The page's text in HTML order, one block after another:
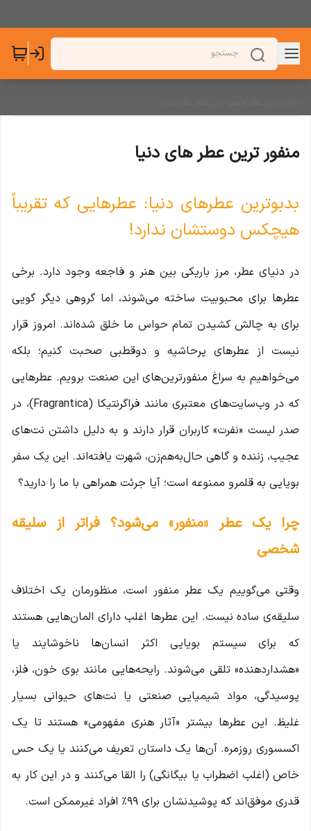
منفور ترین عطر های دنیا
بدبوترین عطرهای دنیا: عطرهایی که تقریباً
هیچکس دوستشان ندارد!
در دنیای عطر، مرز باریکی بین هنر و فاجعه وجود دارد. برخی
عطرها برای محبوبیت ساخته می‌شوند، اما گروهی دیگر گویی
برای به چالش کشیدن تمام حواس ما خلق شده‌اند. امروز قرار
نیست از عطرهای پرحاشیه و دوقطبی صحبت کنیم؛ بلکه
می‌خواهیم به سراغ منفورترین‌های این صنعت برویم. عطرهایی
که در وب‌سایت‌های معتبری مانند فراگرنتیکا (Fragrantica)، در
صدر لیست «نفرت» کاربران قرار دارند و به دلیل داشتن نت‌های
عجیب، زننده و گاهی حال‌به‌هم‌زن، شهرت یافته‌اند. این یک سفر
بویایی به قلمرو ممنوعه است؛ آیا جرئت همراهی با ما را دارید؟
چرا یک عطر «منفور» می‌شود؟ فراتر از سلیقه
شخصی
وقتی می‌گوییم یک عطر منفور است، منظورمان یک اختلاف
سلیقه‌ی ساده نیست. این عطرها اغلب دارای المان‌هایی هستند
که برای سیستم بویایی اکثر انسان‌ها ناخوشایند یا
«هشداردهنده» تلقی می‌شوند. رایحه‌هایی مانند بوی خون، فلز،
پوسیدگی، مواد شیمیایی صنعتی یا نت‌های حیوانی بسیار
غلیظ. این عطرها بیشتر «آثار هنری مفهومی» هستند تا یک
اکسسوری روزمره. آن‌ها یک داستان تعریف می‌کنند یا یک حس
خاص (اغلب اضطراب یا بیگانگی) را القا می‌کنند و در این کار به
قدری موفق‌اند که پوشیدنشان برای ۹۹٪ افراد غیرممکن است.